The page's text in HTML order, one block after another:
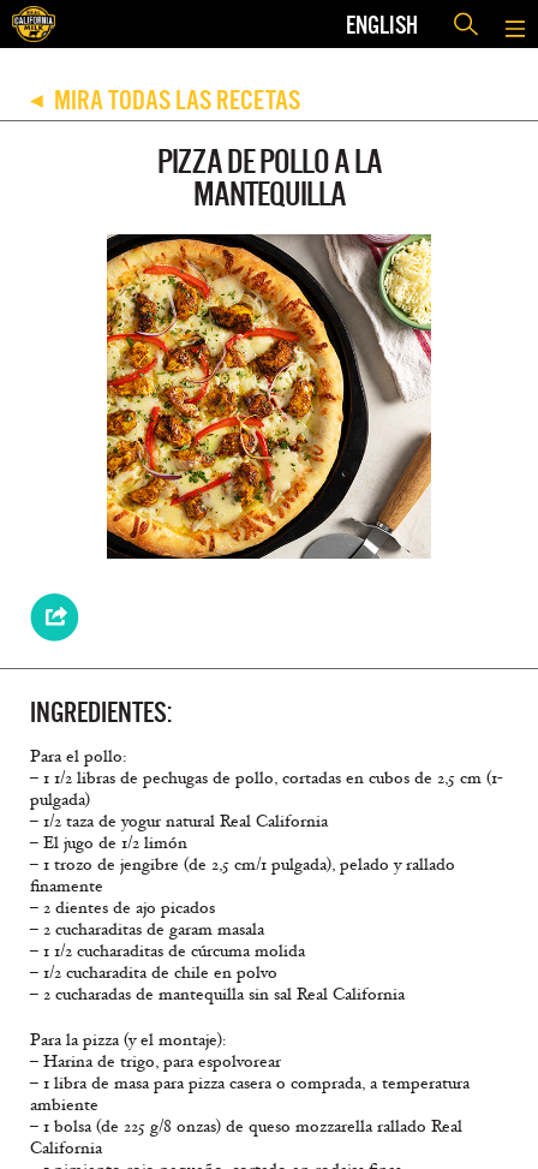
ENGLISH
◀ MIRA TODAS LAS RECETAS
PIZZA DE POLLO A LA
MANTEQUILLA
INGREDIENTES:
Para el pollo:
– 1 1/2 libras de pechugas de pollo, cortadas en cubos de 2,5 cm (1-
pulgada)
– 1/2 taza de yogur natural Real California
– El jugo de 1/2 limón
– 1 trozo de jengibre (de 2,5 cm/1 pulgada), pelado y rallado
finamente
– 2 dientes de ajo picados
– 2 cucharaditas de garam masala
– 1 1/2 cucharaditas de cúrcuma molida
– 1/2 cucharadita de chile en polvo
– 2 cucharadas de mantequilla sin sal Real California
Para la pizza (y el montaje):
– Harina de trigo, para espolvorear
– 1 libra de masa para pizza casera o comprada, a temperatura
ambiente
– 1 bolsa (de 225 g/8 onzas) de queso mozzarella rallado Real
California